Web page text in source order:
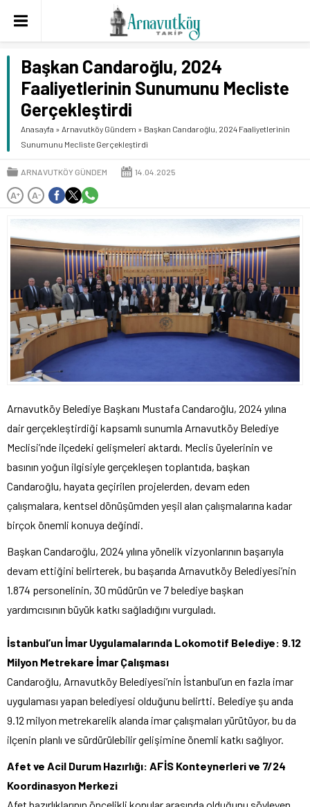
Başkan Candaroğlu, 2024
Faaliyetlerinin Sunumunu Mecliste
Gerçekleştirdi
Anasayfa » Arnavutköy Gündem » Başkan Candaroğlu, 2024 Faaliyetlerinin
Sunumunu Mecliste Gerçekleştirdi
ARNAVUTKÖY GÜNDEM 14.04.2025
A+ A-
Arnavutköy Belediye Başkanı Mustafa Candaroğlu, 2024 yılına
dair gerçekleştirdiği kapsamlı sunumla Arnavutköy Belediye
Meclisi’nde ilçedeki gelişmeleri aktardı. Meclis üyelerinin ve
basının yoğun ilgisiyle gerçekleşen toplantıda, başkan
Candaroğlu, hayata geçirilen projelerden, devam eden
çalışmalara, kentsel dönüşümden yeşil alan çalışmalarına kadar
birçok önemli konuya değindi.
Başkan Candaroğlu, 2024 yılına yönelik vizyonlarının başarıyla
devam ettiğini belirterek, bu başarıda Arnavutköy Belediyesi’nin
1.874 personelinin, 30 müdürün ve 7 belediye başkan
yardımcısının büyük katkı sağladığını vurguladı.
İstanbul’un İmar Uygulamalarında Lokomotif Belediye: 9.12
Milyon Metrekare İmar Çalışması
Candaroğlu, Arnavutköy Belediyesi’nin İstanbul’un en fazla imar
uygulaması yapan belediyesi olduğunu belirtti. Belediye şu anda
9.12 milyon metrekarelik alanda imar çalışmaları yürütüyor, bu da
ilçenin planlı ve sürdürülebilir gelişimine önemli katkı sağlıyor.
Afet ve Acil Durum Hazırlığı: AFİS Konteynerleri ve 7/24
Koordinasyon Merkezi